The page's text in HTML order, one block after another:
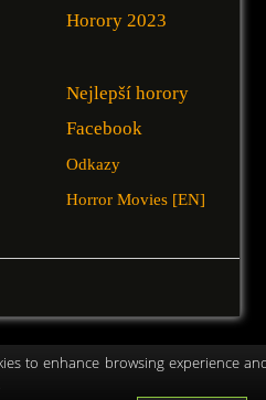
Horory 2023
Nejlepší horory
Facebook
Odkazy
Horror Movies [EN]
to enhance browsing experience